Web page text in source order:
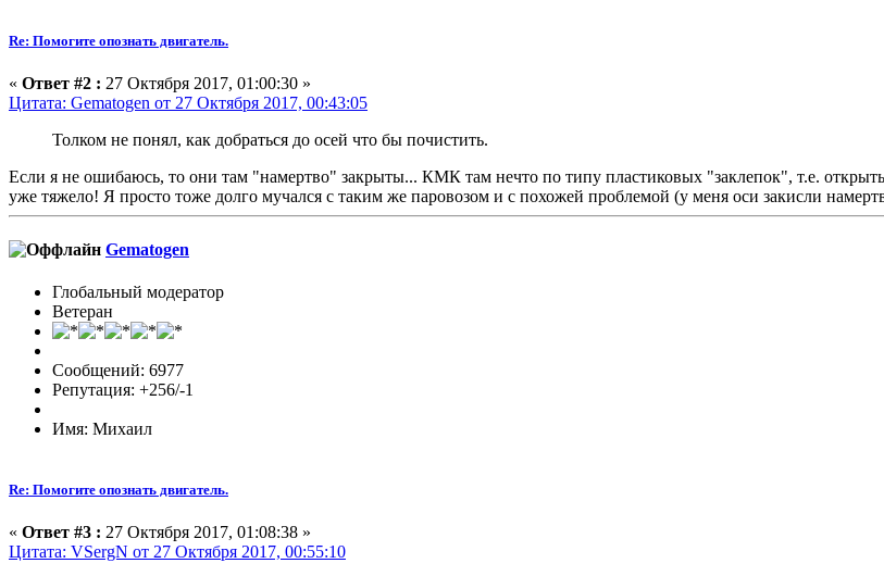
Re: Помогите опознать двигатель.
« Ответ #2 : 27 Октября 2017, 01:00:30 »
Цитата: Gematogen от 27 Октября 2017, 00:43:05
Толком не понял, как добраться до осей что бы почистить.
Если я не ошибаюсь, то они там "намертво" закрыты... КМК там нечто по типу пластиковых "заклепок", т.е.
уже тяжело! Я просто тоже долго мучался с таким же паровозом и с похожей проблемой (у меня оси закисли
Gematogen
Глобальный модератор
Ветеран
Сообщений: 6977
Репутация: +256/-1
Имя: Михаил
Re: Помогите опознать двигатель.
« Ответ #3 : 27 Октября 2017, 01:08:38 »
Цитата: VSergN от 27 Октября 2017, 00:55:10